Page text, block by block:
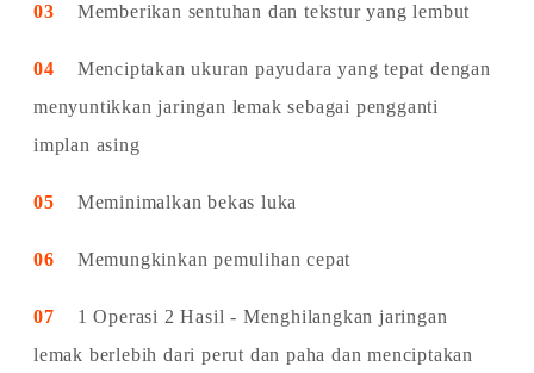
03 Memberikan sentuhan dan tekstur yang lembut
04 Menciptakan ukuran payudara yang tepat dengan
menyuntikkan jaringan lemak sebagai pengganti
implan asing
05 Meminimalkan bekas luka
06 Memungkinkan pemulihan cepat
07 1 Operasi 2 Hasil - Menghilangkan jaringan
lemak berlebih dari perut dan paha dan menciptakan